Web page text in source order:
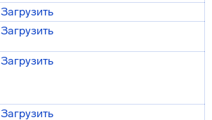
Загрузить
Загрузить
Загрузить
Загрузить